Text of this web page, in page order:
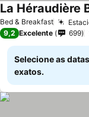
Bed & Breakfast
La Héraudière
9,2 Excelente 699
Selecione as
exatos.